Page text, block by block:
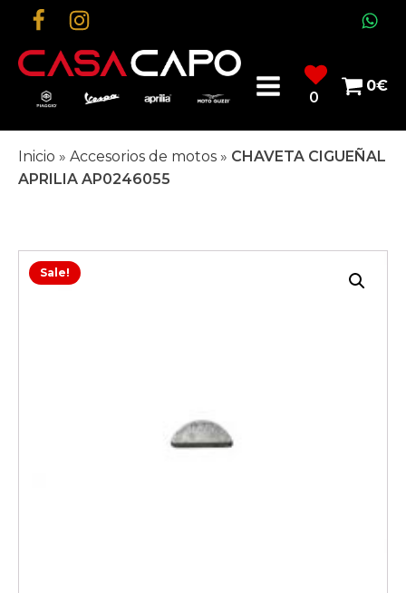
0
0€
Inicio » Accesorios de motos » CHAVETA CIGUEÑAL
APRILIA AP0246055
Sale!